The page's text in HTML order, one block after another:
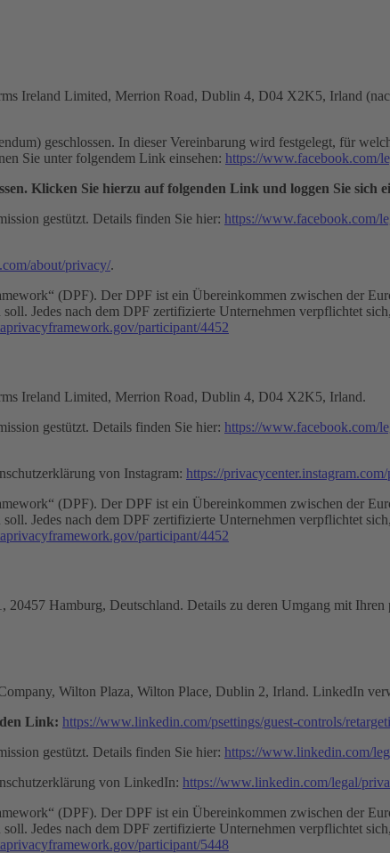
Ireland Limited, Merrion Road, Dublin 4, D04 X2K5, Irland
geschlossen. In dieser Vereinbarung wird festgelegt, für
Sie unter folgendem Link einsehen: https://www.facebook.com/
Klicken Sie hierzu auf folgenden Link und loggen Sie sich
gestützt. Details finden Sie hier: https://www.facebook.com/
about/privacy/.
(DPF). Der DPF ist ein Übereinkommen zwischen der
Jedes nach dem DPF zertifizierte Unternehmen verpflichtet
participant/4452
Ireland Limited, Merrion Road, Dublin 4, D04 X2K5, Irland.
gestützt. Details finden Sie hier: https://www.facebook.com/
von Instagram: https://
(DPF). Der DPF ist ein Übereinkommen zwischen der
Jedes nach dem DPF zertifizierte Unternehmen verpflichtet
participant/4452
Hamburg, Deutschland. Details zu deren Umgang mit Ihren
Wilton Plaza, Wilton Place, Dublin 2, Irland. LinkedIn
Link: https://www.linkedin.com/psettings/guest-controls/
gestützt. Details finden Sie hier: https://www.linkedin.com/
von LinkedIn: https://www.linkedin.com/legal/
(DPF). Der DPF ist ein Übereinkommen zwischen der
Jedes nach dem DPF zertifizierte Unternehmen verpflichtet
participant/5448